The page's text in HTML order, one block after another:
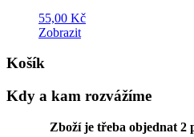
55,00 Kč
Zobrazit
Košík
Kdy a kam rozvážíme
Zboží je třeba objednat 2